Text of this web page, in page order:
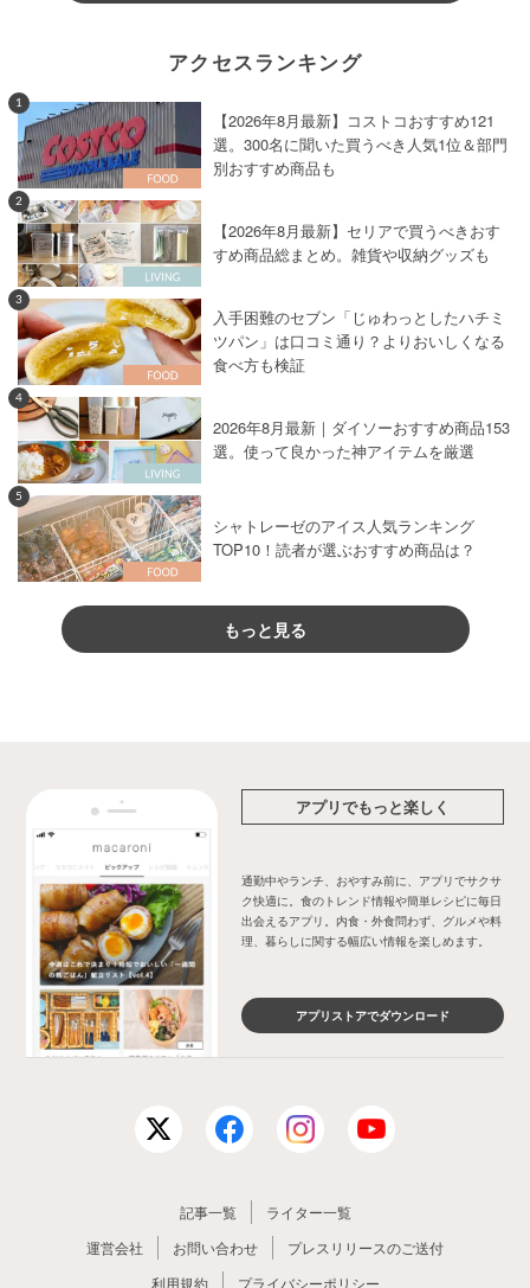
アクセスランキング
1
【2026年8月最新】コストコおすすめ121
選。300名に聞いた買うべき人気1位＆部門
別おすすめ商品も
2
【2026年8月最新】セリアで買うべきおす
すめ商品総まとめ。雑貨や収納グッズも
3
入手困難のセブン「じゅわっとしたハチミ
ツパン」は口コミ通り？よりおいしくなる
食べ方も検証
4
2026年8月最新｜ダイソーおすすめ商品153
選。使って良かった神アイテムを厳選
5
シャトレーゼのアイス人気ランキング
TOP10！読者が選ぶおすすめ商品は？
もっと見る
アプリでもっと楽しく
通勤中やランチ、おやすみ前に、アプリでサクサ
ク快適に。食のトレンド情報や簡単レシピに毎日
出会えるアプリ。内食・外食問わず、グルメや料
理、暮らしに関する幅広い情報を楽しめます。
アプリストアでダウンロード
記事一覧
ライター一覧
運営会社
お問い合わせ
プレスリリースのご送付
利用規約
プライバシーポリシー